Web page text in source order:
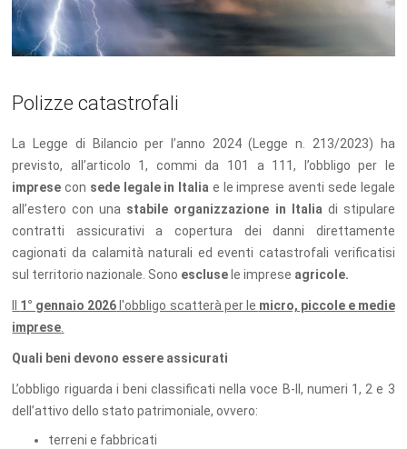
Polizze catastrofali
La Legge di Bilancio per l’anno 2024 (Legge n. 213/2023) ha
previsto, all’articolo 1, commi da 101 a 111, l’obbligo per le
imprese con sede legale in Italia e le imprese aventi sede legale
all’estero con una stabile organizzazione in Italia di stipulare
contratti assicurativi a copertura dei danni direttamente
cagionati da calamità naturali ed eventi catastrofali verificatisi
sul territorio nazionale. Sono escluse le imprese agricole.
1° gennaio 2026 l'obbligo scatterà per le micro, piccole e medie
imprese
Quali beni devono essere assicurati
L’obbligo riguarda i beni classificati nella voce B-II, numeri 1, 2 e 3
dell’attivo dello stato patrimoniale, ovvero:
terreni e fabbricati